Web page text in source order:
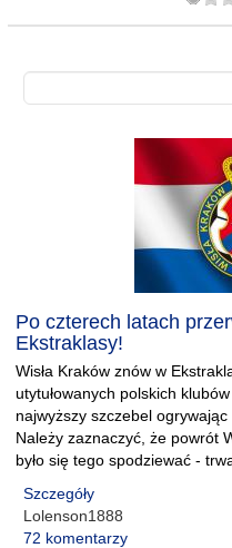
Po czterech latach
Ekstraklasy!
Wisła Kraków znów w
utytułowanych polskich
najwyższy szczebel
Należy zaznaczyć, że powrót
było się tego spodziewać -
Szczegóły
Lolenson1888
72 komentarzy